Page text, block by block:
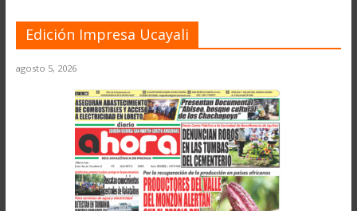
Edición Impresa Ucayali
agosto 5, 2026